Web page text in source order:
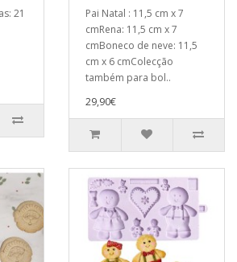
21
Pai Natal : 11,5 cm x 7
cmRena: 11,5 cm x 7
cmBoneco de neve: 11,5
cm x 6 cmColecção
também para bol..
29,90€